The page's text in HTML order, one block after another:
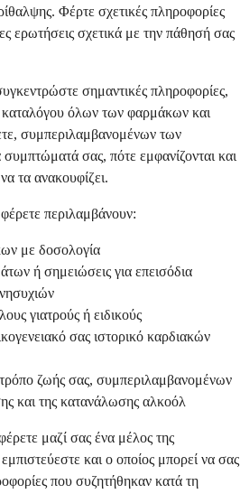
Φέρτε σχετικές πληροφορίες
ερωτήσεις σχετικά με την πάθησή σας
σημαντικές πληροφορίες,
όλων των φαρμάκων και
συμπεριλαμβανομένων των
σας, πότε εμφανίζονται και
τα ανακουφίζει.
περιλαμβάνουν:
με δοσολογία
ή σημειώσεις για επεισόδια
γιατρούς ή ειδικούς
σας ιστορικό καρδιακών
τρόπο ζωής σας, συμπεριλαμβανομένων
και της κατανάλωσης αλκοόλ
μαζί σας ένα μέλος της
και ο οποίος μπορεί να σας
που συζητήθηκαν κατά τη